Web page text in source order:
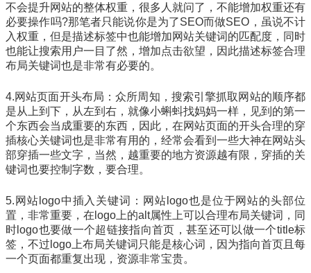
不会提升网站的整体权重，很多人就问了，不能增加权重还有
必要操作吗?那笔者只能说你是为了SEO而做SEO，虽说不计
入权重，但是描述标签中也能增加网站关键词的匹配度，同时
也能让搜索用户一目了然，增加点击欲望，因此描述标签合理
布局关键词也是非常有必要的。
4.网站页面开头布局：众所周知，搜索引擎抓取网站的顺序都
是从上到下，从左到右，就像小蝌蚪找妈妈一样，见到的第一
个东西会当成重要的东西，因此，在网站页面的开头合理的穿
插核心关键词也是非常有用的，经常会看到一些大神在网站头
部穿插一些文字，当然，越重要的地方资源越有限，穿插的关
键词也要控制字数，要合理。
5.网站logo中插入关键词：网站logo也是位于网站的头部位
置，非常重要，在logo上的alt属性上可以合理布局关键词，同
时logo也要做一个超链接指向首页，甚至还可以做一个title标
签，不过logo上布局关键词只能是核心词，因为指向首页且每
一个页面都重复出现，资源非常宝贵。